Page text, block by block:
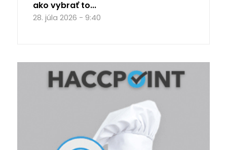
ako vybrať to...
28. júla 2026 - 9:40